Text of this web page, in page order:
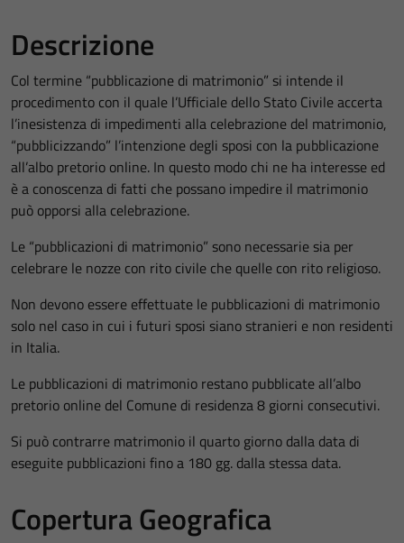
Descrizione
Col termine “pubblicazione di matrimonio” si intende il
procedimento con il quale l’Ufficiale dello Stato Civile accerta
l’inesistenza di impedimenti alla celebrazione del matrimonio,
“pubblicizzando” l’intenzione degli sposi con la pubblicazione
all’albo pretorio online. In questo modo chi ne ha interesse ed
è a conoscenza di fatti che possano impedire il matrimonio
può opporsi alla celebrazione.
Le “pubblicazioni di matrimonio” sono necessarie sia per
celebrare le nozze con rito civile che quelle con rito religioso.
Non devono essere effettuate le pubblicazioni di matrimonio
solo nel caso in cui i futuri sposi siano stranieri e non residenti
in Italia.
Le pubblicazioni di matrimonio restano pubblicate all’albo
pretorio online del Comune di residenza 8 giorni consecutivi.
Si può contrarre matrimonio il quarto giorno dalla data di
eseguite pubblicazioni fino a 180 gg. dalla stessa data.
Copertura Geografica